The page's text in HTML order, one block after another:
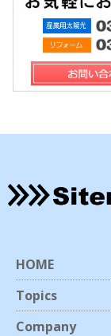
HOME
Topics
Company